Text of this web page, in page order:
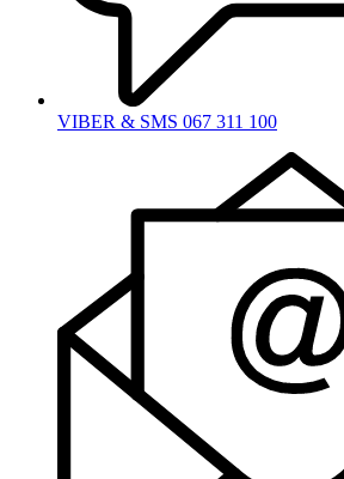
VIBER & SMS 067 311 100